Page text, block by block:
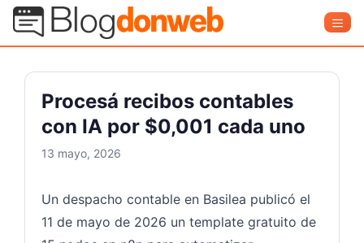
Saltar
contenido
Blog Donweb
Procesá recibos contables
con IA por $0,001 cada uno
13 mayo, 2026
Un despacho contable en Basilea publicó el
11 de mayo de 2026 un template gratuito de